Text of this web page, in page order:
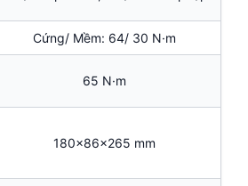
Cứng/ Mềm: 64/ 30 N·m
65 N·m
180x86x265 mm